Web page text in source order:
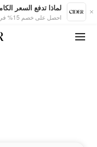
لماذا تدفع السعر
احصل على خصم 15% في التطبيق